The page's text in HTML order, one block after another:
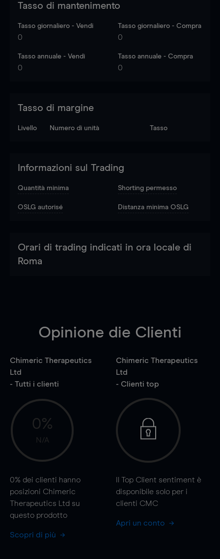
Tasso di mantenimento
Tasso giornaliero - Vendi
0
Tasso giornaliero - Compra
0
Tasso annuale - Vendi
0
Tasso annuale - Compra
0
Tasso di margine
Livello Numero di unità Tasso
Informazioni sul Trading
Quantità minima Shorting permesso
OSLG autorisé Distanza minima OSLG
Orari di trading indicati in ora locale di
Roma
Opinione die Clienti
Chimeric Therapeutics
Ltd
- Tutti i clienti
0%
N/A
0% dei clienti hanno
posizioni Chimeric
Therapeutics Ltd su
questo prodotto
Scopri di più
Chimeric Therapeutics
Ltd
- Clienti top
Il Top Client sentiment è
disponibile solo per i
clienti CMC
Apri un conto